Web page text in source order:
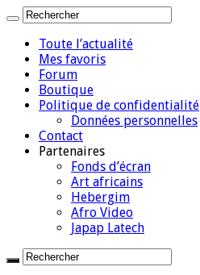
Toute l’actualité
Mes favoris
Forum
Boutique
Politique de confidentialité
Données personnelles
Contact
Partenaires
Fonds d’écran
Art africains
Hebergim
Afro Video
Japap Latech